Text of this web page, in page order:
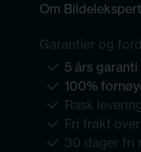
Om
Garantier og
5 års garanti
100%
Rask levering
Fri frakt
30 dager fri